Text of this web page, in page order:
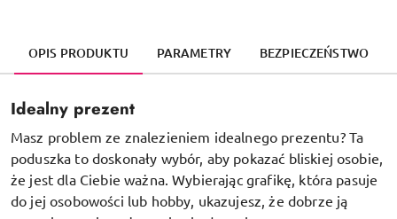
OPIS PRODUKTU PARAMETRY BEZPIECZEŃSTWO
Idealny prezent
Masz problem ze znalezieniem idealnego prezentu? Ta
poduszka to doskonały wybór, aby pokazać bliskiej osobie,
że jest dla Ciebie ważna. Wybierając grafikę, która pasuje
do jej osobowości lub hobby, ukazujesz, że dobrze ją